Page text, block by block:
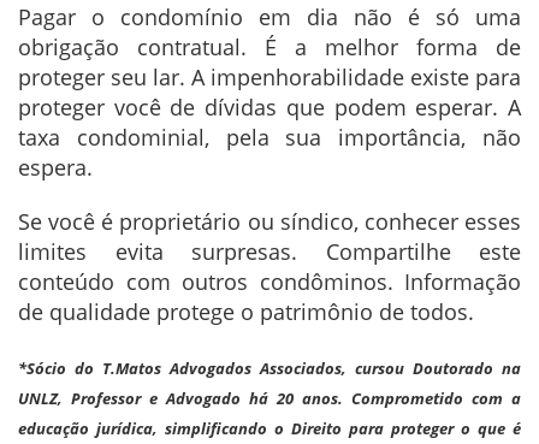
Pagar o condomínio em dia não é só uma
obrigação contratual. É a melhor forma de
proteger seu lar. A impenhorabilidade existe para
proteger você de dívidas que podem esperar. A
taxa condominial, pela sua importância, não
espera.
Se você é proprietário ou síndico, conhecer esses
limites evita surpresas. Compartilhe este
conteúdo com outros condôminos. Informação
de qualidade protege o patrimônio de todos.
*Sócio do T.Matos Advogados Associados, cursou Doutorado na
UNLZ, Professor e Advogado há 20 anos. Comprometido com a
educação jurídica, simplificando o Direito para proteger o que é